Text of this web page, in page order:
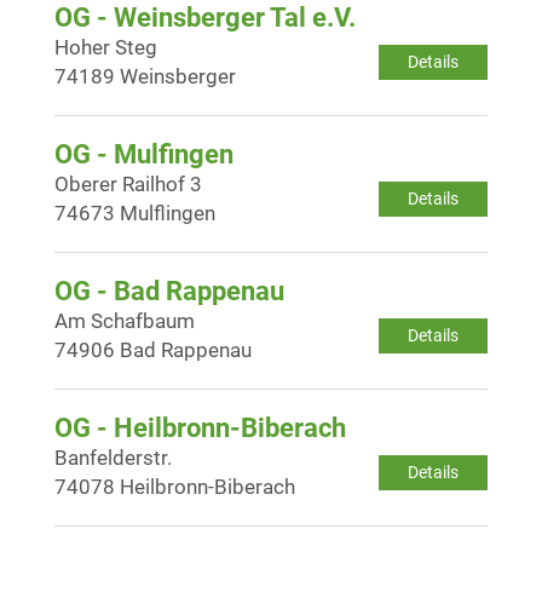
OG - Weinsberger Tal e.V.
Details
Hoher Steg
74189 Weinsberger
OG - Mulfingen
Details
Oberer Railhof 3
74673 Mulflingen
OG - Bad Rappenau
Details
Am Schafbaum
74906 Bad Rappenau
OG - Heilbronn-Biberach
Details
Banfelderstr.
74078 Heilbronn-Biberach